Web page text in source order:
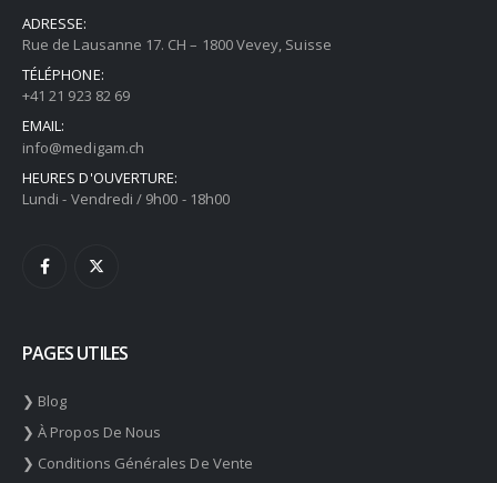
ADRESSE:
Rue de Lausanne 17. CH – 1800 Vevey, Suisse
TÉLÉPHONE:
+41 21 923 82 69
EMAIL:
info@medigam.ch
HEURES D'OUVERTURE:
Lundi - Vendredi / 9h00 - 18h00
PAGES UTILES
❯ Blog
❯ À Propos De Nous
❯ Conditions Générales De Vente